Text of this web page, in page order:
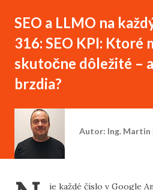
SEO a LLMO na
316: SEO KPI: Ktoré
skutočne dôležité –
brzdia?
Autor: Ing. Martin
ie každé číslo v Google